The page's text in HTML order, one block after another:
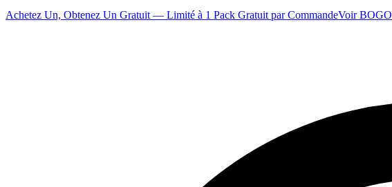
Achetez Un, Obtenez Un Gratuit — Limité à 1 Pack Gratuit par CommandeVoir BOGO